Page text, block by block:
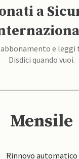
a
e
Disdici quando vuoi.
Mensile
Rinnovo automatico